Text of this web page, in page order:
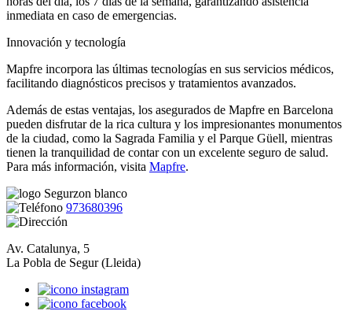
inmediata en caso de emergencias.
Innovación y tecnología
Mapfre incorpora las últimas tecnologías en sus servicios médicos,
facilitando diagnósticos precisos y tratamientos avanzados.
Además de estas ventajas, los asegurados de Mapfre en Barcelona
pueden disfrutar de la rica cultura y los impresionantes monumentos
de la ciudad, como la Sagrada Familia y el Parque Güell, mientras
tienen la tranquilidad de contar con un excelente seguro de salud.
Para más información, visita Mapfre.
973680396
Av. Catalunya, 5
La Pobla de Segur (Lleida)